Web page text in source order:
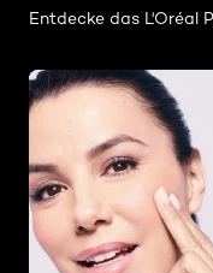
Entdecke das L'Oréal